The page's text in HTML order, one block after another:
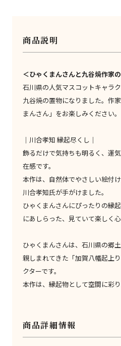
商品説明
＜ひゃくまんさんと九谷焼作家
石川県の人気マスコットキャラ
九谷焼の置物になりました。作
まんさん」をお楽しみください。
｜川合孝知 縁起尽くし｜
飾るだけで気持ちも明るく、運
在感です。
本作は、自然体でやさしい絵付
川合孝知氏が手がけました。
ひゃくまんさんにぴったりの縁
にあしらった、見ていて楽しく心
ひゃくまんさんは、石川県の郷
親しまれてきた「加賀八幡起上
クターです。
本作は、縁起物として空間に彩り
商品詳細情報